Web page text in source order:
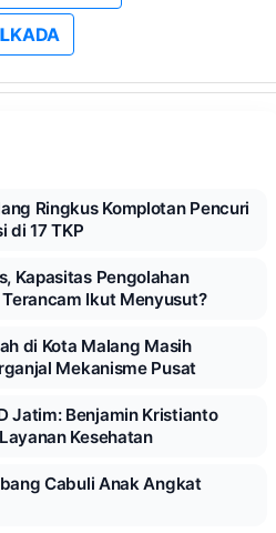
Ringkus Komplotan Pencuri
di 17 TKP
Kapasitas Pengolahan
Ikut Menyusut?
di Kota Malang Masih
Mekanisme Pusat
Jatim: Benjamin Kristianto
Kesehatan
Cabuli Anak Angkat